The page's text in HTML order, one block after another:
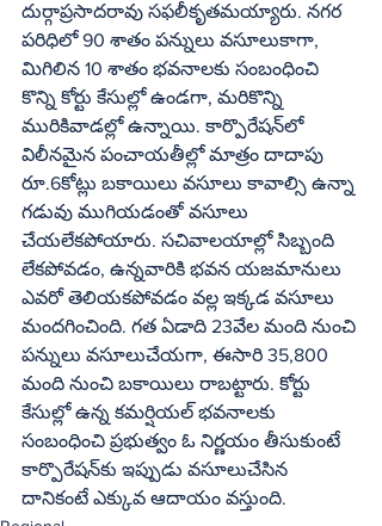
దుర్గాప్రసాదరావు సఫలీకృతమయ్యారు. నగర
పరిధిలో 90 శాతం పన్నులు వసూలుకాగా,
మిగిలిన 10 శాతం భవనాలకు సంబంధించి
కొన్ని కోర్టు కేసుల్లో ఉండగా, మరికొన్ని
మురికివాడల్లో ఉన్నాయి. కార్పొరేషన్‌లో
విలీనమైన పంచాయతీల్లో మాత్రం దాదాపు
రూ.6కోట్లు బకాయిలు వసూలు కావాల్సి ఉన్నా
గడువు ముగియడంతో వసూలు
చేయలేకపోయారు. సచివాలయాల్లో సిబ్బంది
లేకపోవడం, ఉన్నవారికి భవన యజమానులు
ఎవరో తెలియకపోవడం వల్ల ఇక్కడ వసూలు
మందగించింది. గత ఏడాది 23వేల మంది నుంచి
పన్నులు వసూలుచేయగా, ఈసారి 35,800
మంది నుంచి బకాయిలు రాబట్టారు. కోర్టు
కేసుల్లో ఉన్న కమర్షియల్‌ భవనాలకు
సంబంధించి ప్రభుత్వం ఓ నిర్ణయం తీసుకుంటే
కార్పొరేషన్‌కు ఇప్పుడు వసూలుచేసిన
దానికంటే ఎక్కువ ఆదాయం వస్తుంది.